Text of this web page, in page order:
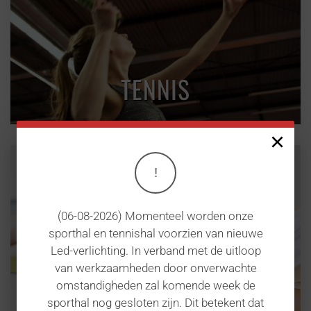
TENNIS
×
!
(06-08-2026) Momenteel worden onze
sporthal en tennishal voorzien van nieuwe
Led-verlichting. In verband met de uitloop
van werkzaamheden door onverwachte
omstandigheden zal komende week de
sporthal nog gesloten zijn. Dit betekent dat